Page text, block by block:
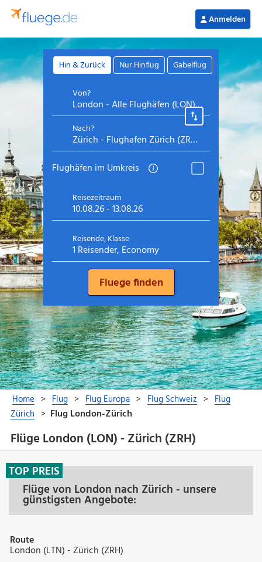
Flüge London (LON) - Zürich (ZRH)
Flüge von London nach Zürich - unsere
günstigsten Angebote:
TOP PREIS
Route
London (LTN) - Zürich (ZRH)